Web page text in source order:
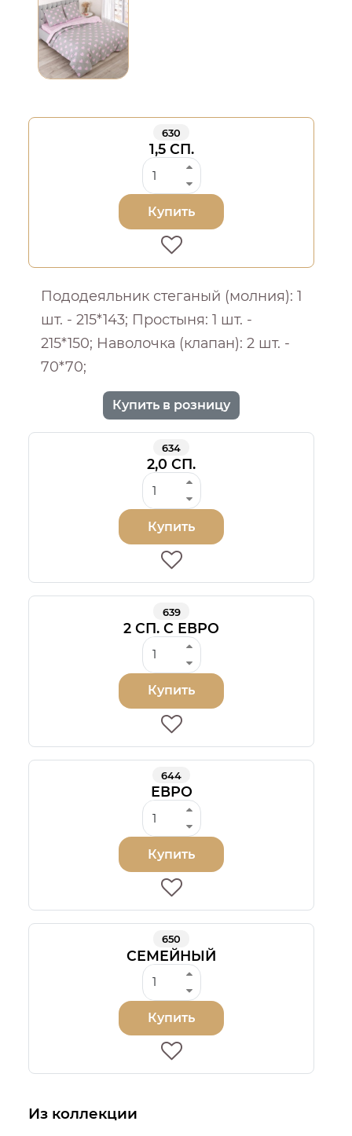
630
1,5 СП.
Купить
Пододеяльник стеганый (молния): 1
шт. - 215*143; Простыня: 1 шт. -
215*150; Наволочка (клапан): 2 шт. -
70*70;
Купить в розницу
634
2,0 СП.
Купить
639
2 СП. С ЕВРО
Купить
644
ЕВРО
Купить
650
СЕМЕЙНЫЙ
Купить
Из коллекции